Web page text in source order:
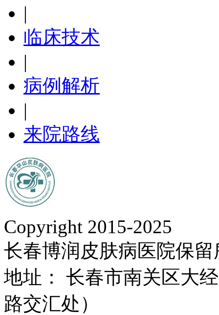
|
临床技术
|
病例解析
|
来院路线
Copyright 2015-2025
长春博润皮肤病医院保
地址： 长春市南关区大
路交汇处）